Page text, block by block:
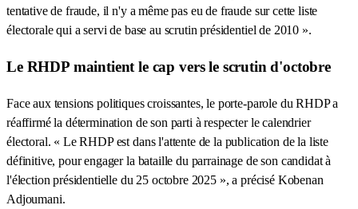
tentative de fraude, il n'y a même pas eu de fraude sur cette liste
électorale qui a servi de base au scrutin présidentiel de 2010 ».
Le RHDP maintient le cap vers le scrutin d'octobre
Face aux tensions politiques croissantes, le porte-parole du RHDP a
réaffirmé la détermination de son parti à respecter le calendrier
électoral. « Le RHDP est dans l'attente de la publication de la liste
définitive, pour engager la bataille du parrainage de son candidat à
l'élection présidentielle du 25 octobre 2025 », a précisé Kobenan
Adjoumani.